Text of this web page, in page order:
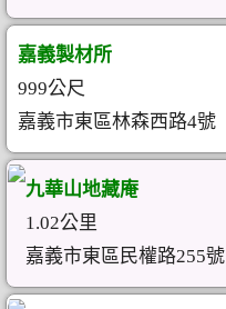
嘉義製材所
999公尺
嘉義市東區林森西路4號
九華山地藏庵
1.02公里
嘉義市東區民權路255號